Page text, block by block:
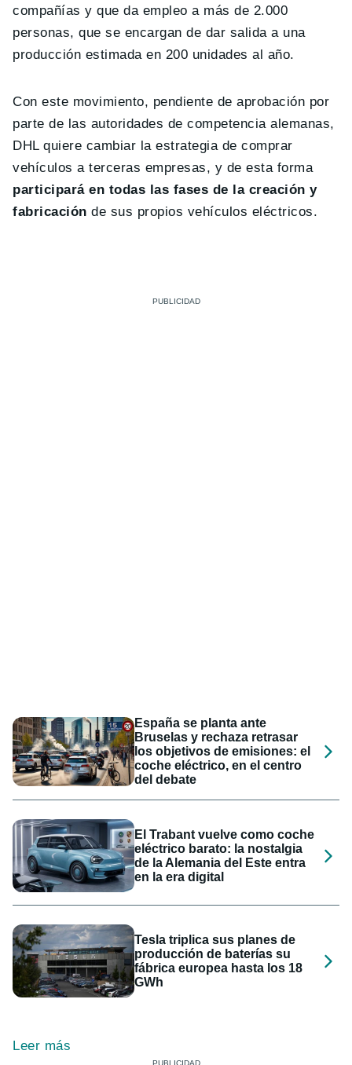
compañías y que da empleo a más de 2.000
personas, que se encargan de dar salida a una
producción estimada en 200 unidades al año.
Con este movimiento, pendiente de aprobación por
parte de las autoridades de competencia alemanas,
DHL quiere cambiar la estrategia de comprar
vehículos a terceras empresas, y de esta forma
participará en todas las fases de la creación y
fabricación de sus propios vehículos eléctricos.
España se planta ante
Bruselas y rechaza retrasar
los objetivos de emisiones: el
coche eléctrico, en el centro
del debate
El Trabant vuelve como coche
eléctrico barato: la nostalgia
de la Alemania del Este entra
en la era digital
Tesla triplica sus planes de
producción de baterías su
fábrica europea hasta los 18
GWh
Leer más